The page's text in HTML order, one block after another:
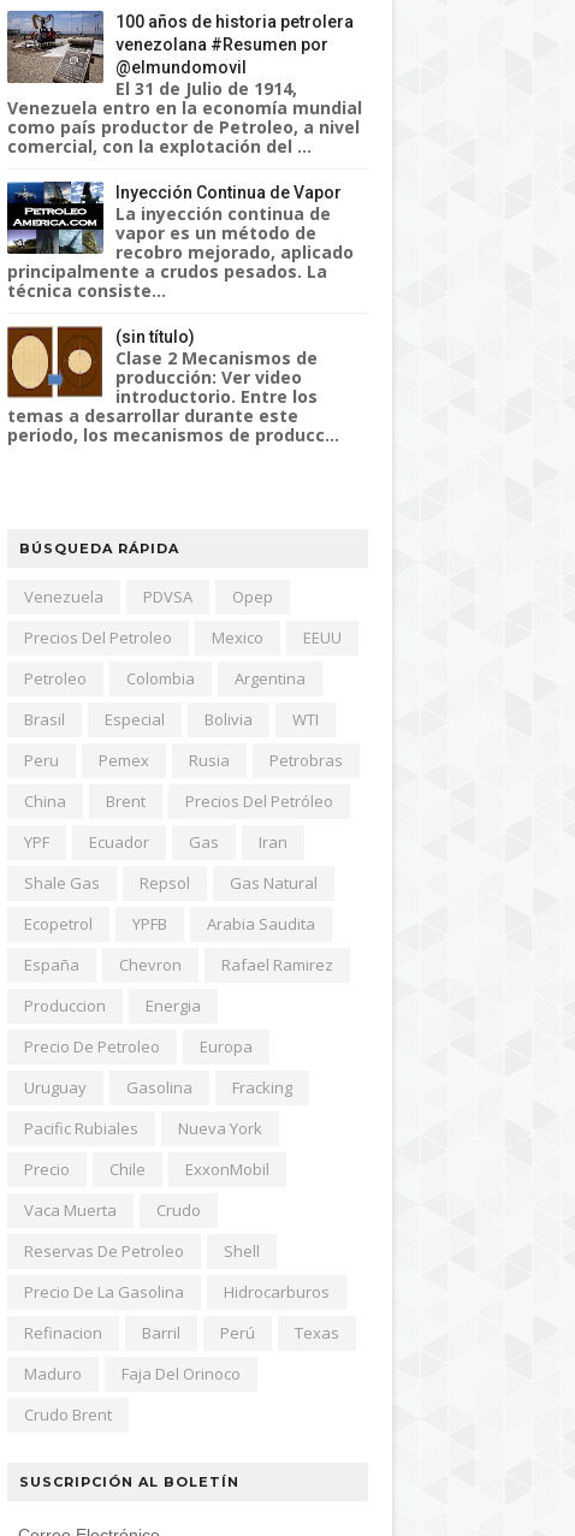
100 años de historia petrolera
venezolana #Resumen por
@elmundomovil
El 31 de Julio de 1914,
Venezuela entro en la economía mundial
como país productor de Petroleo, a nivel
comercial, con la explotación del ...
Inyección Continua de Vapor
La inyección continua de
vapor es un método de
recobro mejorado, aplicado
principalmente a crudos pesados. La
técnica consiste...
(sin título)
Clase 2 Mecanismos de
producción: Ver video
introductorio. Entre los
temas a desarrollar durante este
periodo, los mecanismos de producc...
BÚSQUEDA RÁPIDA
Venezuela PDVSA
Opep
Precios Del Petroleo
Mexico
EEUU
Petroleo
Colombia
Argentina
Brasil
Especial Bolivia
WTI
Peru
Pemex Rusia
Petrobras
China
Brent
Precios Del Petróleo
YPF
Ecuador Gas
Iran
Shale Gas
Repsol
Gas Natural
Ecopetrol
YPFB
Arabia Saudita
España
Chevron
Rafael Ramirez
Produccion
Energia
Precio De Petroleo
Europa
Uruguay
Gasolina
Fracking
Pacific Rubiales
Nueva York
Precio
Chile
ExxonMobil
Vaca Muerta
Crudo
Reservas De Petroleo
Shell
Precio De La Gasolina
Hidrocarburos
Refinacion
Barril Perú
Texas
Maduro
Faja Del Orinoco
Crudo Brent
SUSCRIPCIÓN AL BOLETÍN